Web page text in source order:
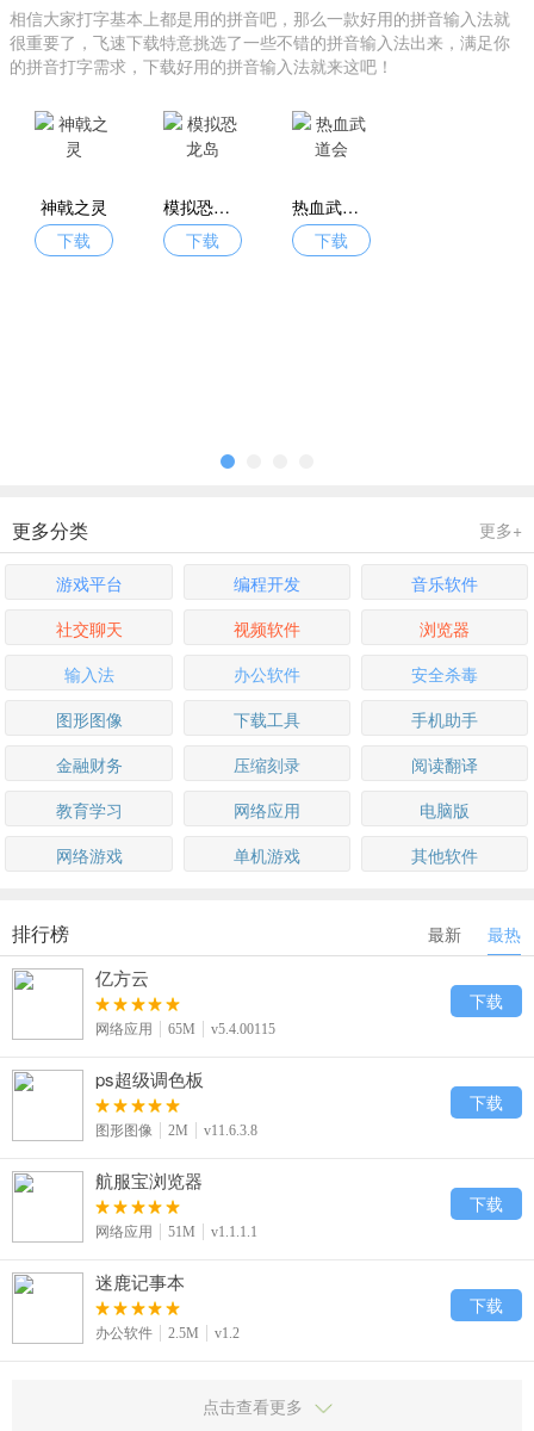
相信大家打字基本上都是用的拼音吧，那么一款好用的拼音输入法就
很重要了，飞速下载特意挑选了一些不错的拼音输入法出来，满足你
的拼音打字需求，下载好用的拼音输入法就来这吧！
神戟之灵
下载
模拟恐龙岛
下载
热血武道会
下载
更多+
更多分类
游戏平台 编程开发
音乐软件
社交聊天
视频软件
浏览器
输入法
办公软件
安全杀毒
图形图像
下载工具
手机助手
金融财务
压缩刻录
阅读翻译
教育学习
网络应用
电脑版
网络游戏
单机游戏 其他软件
最新 最热
排行榜
亿方云
网络应用 65M v5.4.00115
下载
ps超级调色板
图形图像 2M v11.6.3.8
下载
航服宝浏览器
网络应用 51M v1.1.1.1
下载
迷鹿记事本
办公软件 2.5M v1.2
下载
点击查看更多